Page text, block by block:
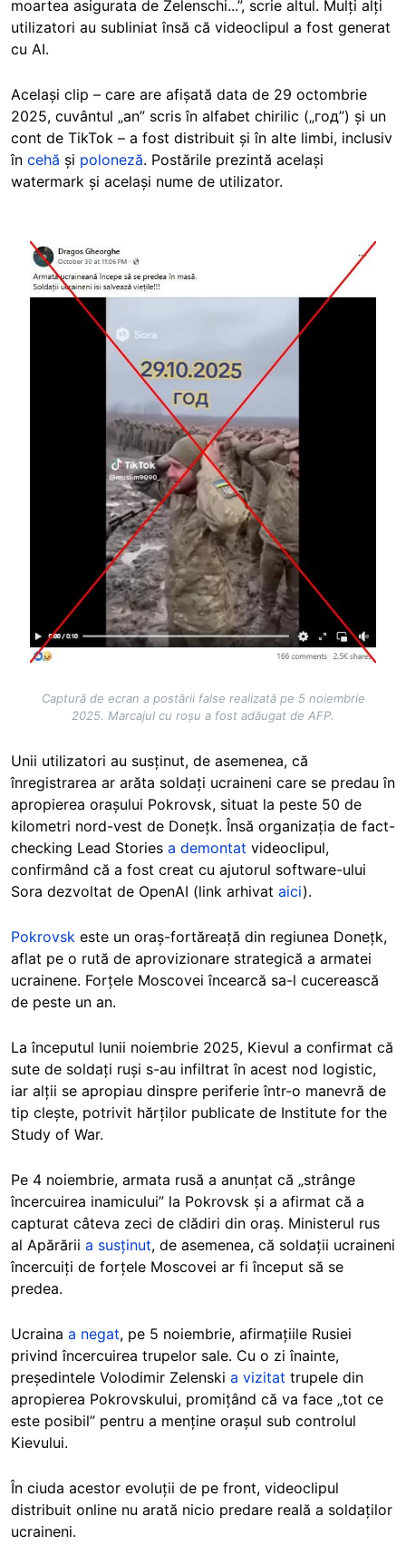
moartea asigurata de Zelenschi...”, scrie altul. Mulți alți
utilizatori au subliniat însă că videoclipul a fost generat
cu AI.
Același clip – care are afișată data de 29 octombrie
2025, cuvântul „an” scris în alfabet chirilic („год”) și un
cont de TikTok – a fost distribuit și în alte limbi, inclusiv
în cehă și poloneză. Postările prezintă același
watermark și același nume de utilizator.
Image
Captură de ecran a postării false realizată pe 5 noiembrie
2025. Marcajul cu roșu a fost adăugat de AFP.
Unii utilizatori au susținut, de asemenea, că
înregistrarea ar arăta soldați ucraineni care se predau în
apropierea orașului Pokrovsk, situat la peste 50 de
kilometri nord-vest de Donețk. Însă organizația de fact-
checking Lead Stories a demontat videoclipul,
confirmând că a fost creat cu ajutorul software-ului
Sora dezvoltat de OpenAI (link arhivat aici).
Pokrovsk este un oraș-fortăreață din regiunea Donețk,
aflat pe o rută de aprovizionare strategică a armatei
ucrainene. Forțele Moscovei încearcă sa-l cucerească
de peste un an.
La începutul lunii noiembrie 2025, Kievul a confirmat că
sute de soldați ruși s-au infiltrat în acest nod logistic,
iar alții se apropiau dinspre periferie într-o manevră de
tip clește, potrivit hărților publicate de Institute for the
Study of War.
Pe 4 noiembrie, armata rusă a anunțat că „strânge
încercuirea inamicului” la Pokrovsk și a afirmat că a
capturat câteva zeci de clădiri din oraș. Ministerul rus
al Apărării a susținut, de asemenea, că soldații ucraineni
încercuiți de forțele Moscovei ar fi început să se
predea.
Ucraina a negat, pe 5 noiembrie, afirmațiile Rusiei
privind încercuirea trupelor sale. Cu o zi înainte,
președintele Volodimir Zelenski a vizitat trupele din
apropierea Pokrovskului, promițând că va face „tot ce
este posibil” pentru a menține orașul sub controlul
Kievului.
În ciuda acestor evoluții de pe front, videoclipul
distribuit online nu arată nicio predare reală a soldaților
ucraineni.